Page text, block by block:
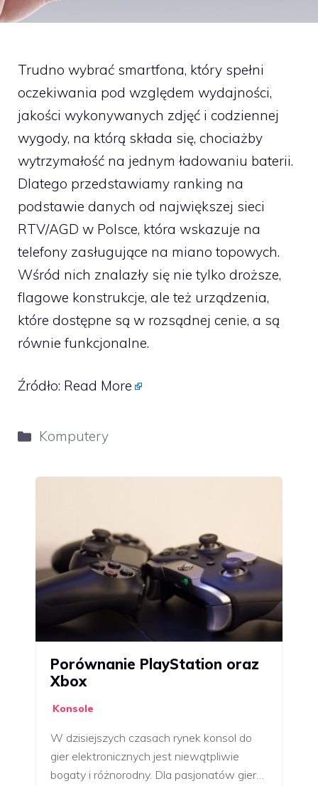
Trudno wybrać smartfona, który spełni
oczekiwania pod względem wydajności,
jakości wykonywanych zdjęć i codziennej
wygody, na którą składa się, chociażby
wytrzymałość na jednym ładowaniu baterii.
Dlatego przedstawiamy ranking na
podstawie danych od największej sieci
RTV/AGD w Polsce, która wskazuje na
telefony zasługujące na miano topowych.
Wśród nich znalazły się nie tylko droższe,
flagowe konstrukcje, ale też urządzenia,
które dostępne są w rozsądnej cenie, a są
równie funkcjonalne.
Źródło: Read More
Kategorie
Komputery
Porównanie PlayStation oraz
Xbox
Konsole
W dzisiejszych czasach rynek konsol do
gier elektronicznych jest niewątpliwie
bogaty i różnorodny. Dla pasjonatów gier…